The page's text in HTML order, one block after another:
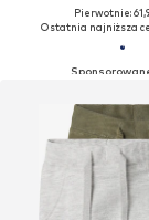
Pierwotnie:
Ostatnia najniższa